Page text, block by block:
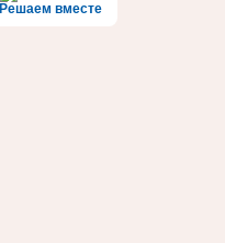
Решаем вместе